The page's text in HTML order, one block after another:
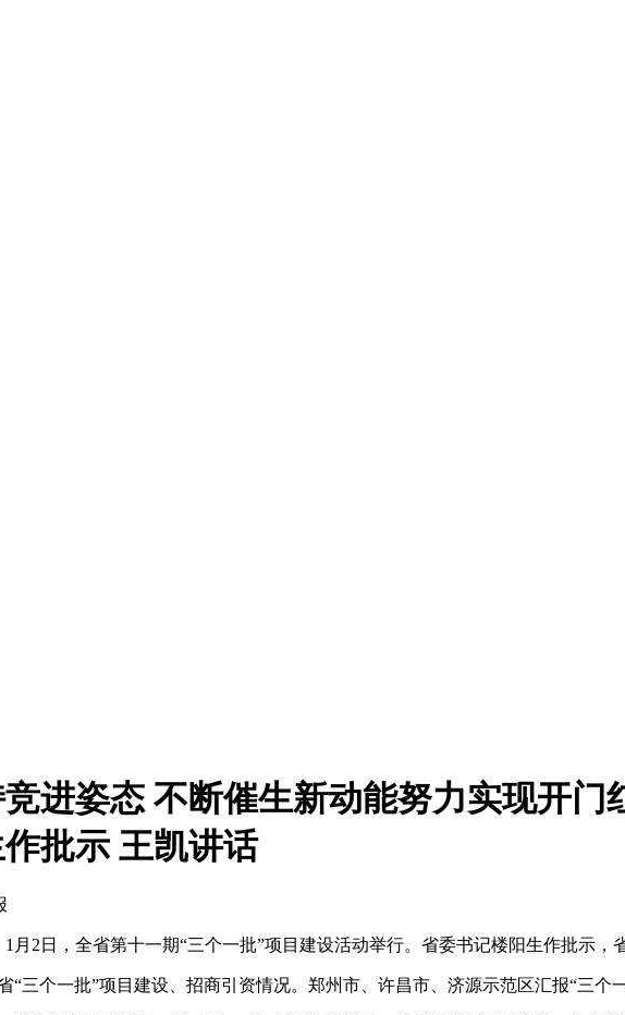
进姿态 不断催生新动能努力实现开
批示 王凯讲话
2日，全省第十一期“三个一批”项目建设活动举行。省委书记楼阳生作批示，
个一批”项目建设、招商引资情况。郑州市、许昌市、济源示范区汇报“三个